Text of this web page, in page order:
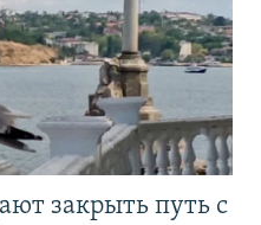
закрыть путь с